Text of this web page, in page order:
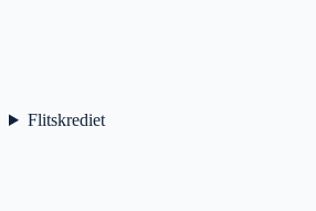
Flitskrediet